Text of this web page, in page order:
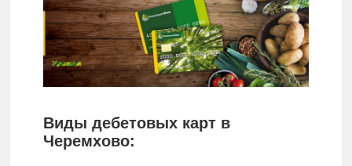
Виды дебетовых карт в
Черемхово: